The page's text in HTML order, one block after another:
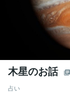
木星のお話
占い